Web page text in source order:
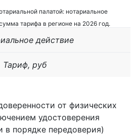
палатой: нотариальное
тарифа в регионе на 2026 год.
действие
Тариф, руб
от физических
удостоверения
в порядке передоверия)